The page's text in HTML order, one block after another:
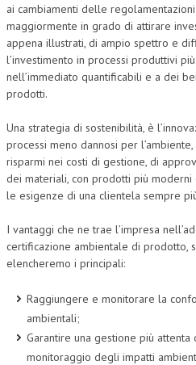
ai cambiamenti delle
maggiormente in grado di attirare
appena illustrati, di ampio spettro e
l’investimento in processi produttivi
nell’immediato quantificabili e a dei
prodotti.
Una strategia di sostenibilità, è
processi meno dannosi per
risparmi nei costi di gestione, di
dei materiali, con prodotti più
le esigenze di una clientela sempre
I vantaggi che ne trae l’impresa
certificazione ambientale di prodotto,
elencheremo i principali:
Raggiungere e monitorare la
ambientali;
Garantire una gestione più
monitoraggio degli impatti